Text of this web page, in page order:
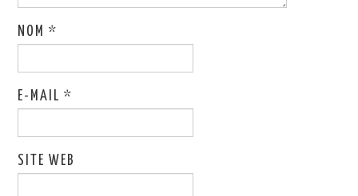
NOM*
E-MAIL*
SITE WEB